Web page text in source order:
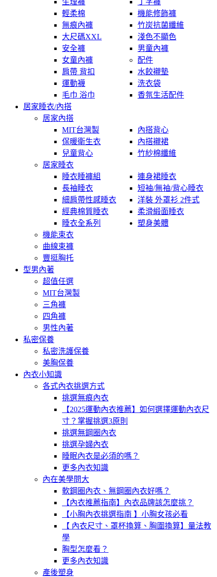
生理褲
丁字褲
輕柔棉
機能修飾褲
無痕內褲
竹炭抗菌纖維
大尺碼XXL
淺色不顯色
安全褲
男童內褲
女童內褲
配件
肩帶 背扣
水餃襯墊
運動襪
洗衣袋
毛巾 浴巾
香氛生活配件
居家睡衣/內搭
居家內搭
MIT台灣製
內搭背心
保暖衛生衣
內搭襯裙
兒童背心
竹紗棉纖維
居家睡衣
睡衣睡褲組
連身裙睡衣
長袖睡衣
短袖/無袖/背心睡衣
細肩帶性感睡衣
洋裝 外罩衫 2件式
經典棉質睡衣
柔滑緞面睡衣
睡衣全系列
塑身美體
機能束衣
曲線束褲
豐挺胸托
型男內著
超值任選
MIT台灣製
三角褲
四角褲
男性內著
私密保養
私密洗護保養
美胸保養
內衣小知識
各式內衣挑選方式
挑選無痕內衣
【2025運動內衣推薦】如何選擇運動內衣尺
寸？掌握挑選3原則
挑選無鋼圈內衣
挑選孕婦內衣
睡眠內衣是必須的嗎？
更多內衣知識
內在美學問大
軟鋼圈內衣、無鋼圈內衣好嗎？
【內衣推薦指南】內衣品牌該怎麼挑？
【小胸內衣挑選指南 】小胸女孩必看
【 內衣尺寸、罩杯換算、胸圍換算】量法教
學
胸型怎麼看？
更多內衣知識
產後塑身